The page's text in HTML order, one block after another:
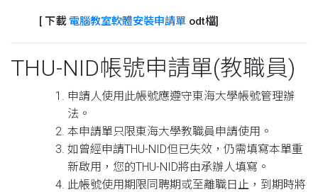
[ 下載 電腦教室軟體安裝申請單 odt檔]
THU-NID帳號申請單(教職員)
申請人使用此帳號應遵守東海大學帳號管理辦
法。
本申請單只限東海大學教職員申請使用。
如曾經申請THU-NID但已失效，仍需填寫本單重
新啟用，您的THU-NID將由承辦人填寫。
此帳號使用期限同聘期或至離職日止，到期時將